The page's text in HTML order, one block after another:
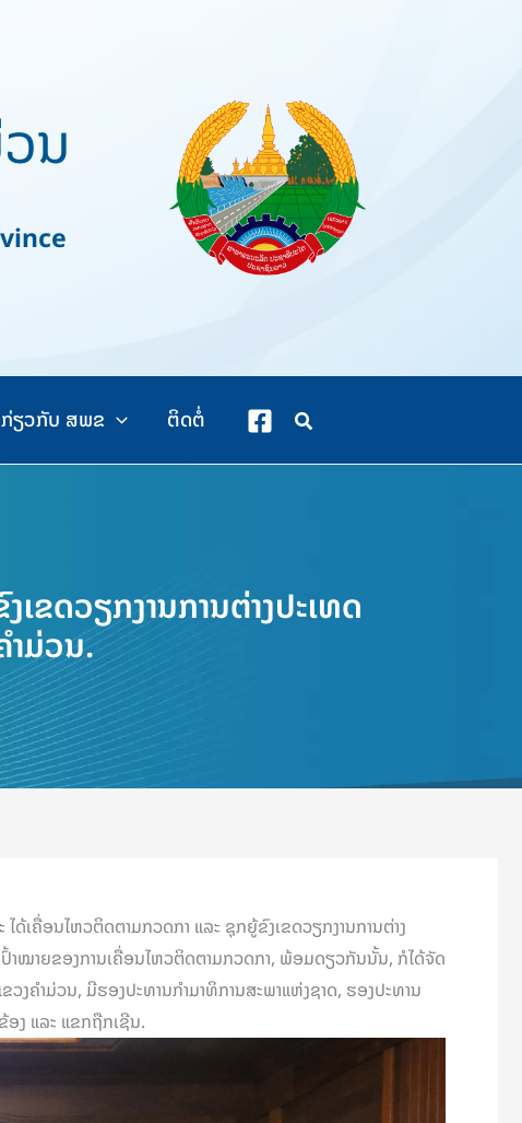
ນ
ກ່ຽວກັບ ສພຂ ຕິດຕໍ່
ຂດວຽກງານການຕ່າງປະເທດ
າມ່ວນ.
ເຄື່ອນໄຫວຕິດຕາມກວດກາ ແລະ ຊຸກຍູ້ຂົງເຂດວຽກງານການຕ່າງ
ປົ້າໝາຍຂອງການເຄື່ອນໄຫວຕິດຕາມກວດກາ, ພ້ອມດຽວກັນນັ້ນ, ກໍໄດ້ຈັດ
ຄຳມ່ວນ, ມີຮອງປະທານກຳມາທິການສະພາແຫ່ງຊາດ, ຮອງປະທານ
ງ ແລະ ແຂກຖືກເຊີນ.